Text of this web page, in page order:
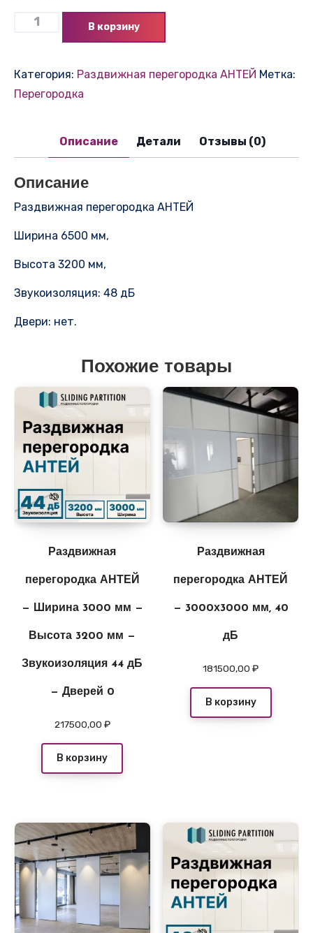
В корзину
Категория: Раздвижная перегородка АНТЕЙ Метка:
Перегородка
Описание Детали Отзывы (0)
Описание
Раздвижная перегородка АНТЕЙ
Ширина 6500 мм,
Высота 3200 мм,
Звукоизоляция: 48 дБ
Двери: нет.
Похожие товары
Раздвижная
перегородка АНТЕЙ
— Ширина 3000 мм —
Высота 3200 мм —
Звукоизоляция 44 дБ
— Дверей 0
217500,00 ₽
В корзину
Раздвижная
перегородка АНТЕЙ
— 3000х3000 мм, 40
дБ
181500,00₽
В корзину